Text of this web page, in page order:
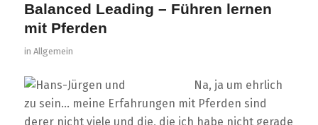
Balanced Leading – Führen lernen
mit Pferden
in Allgemein
Na, ja um ehrlich
zu sein… meine Erfahrungen mit Pferden sind
derer nicht viele und die, die ich habe nicht gerade